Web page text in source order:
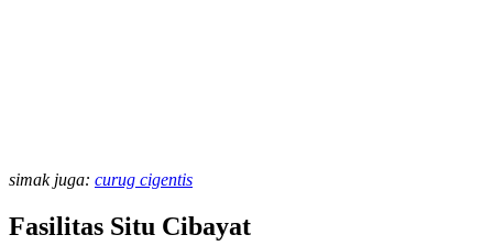
simak juga: curug cigentis
Fasilitas Situ Cibayat